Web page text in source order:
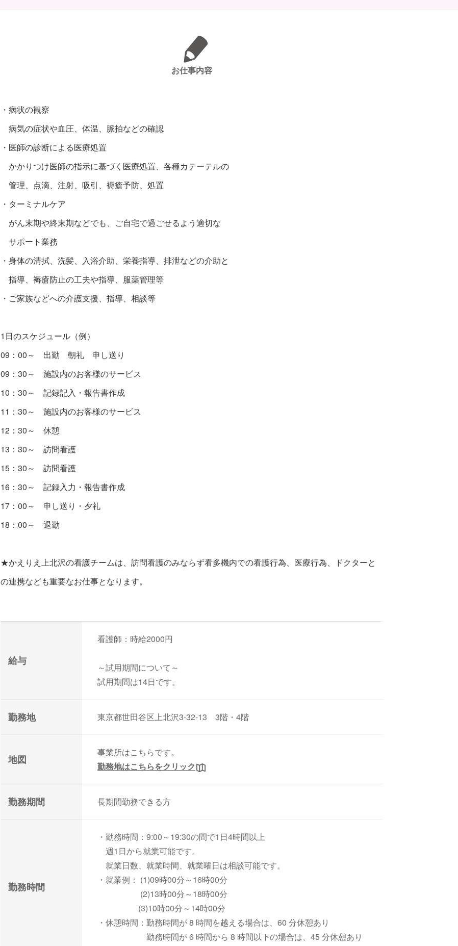
お仕事内容
・病状の観察
病気の症状や血圧、体温、脈拍などの確認
・医師の診断による医療処置
かかりつけ医師の指示に基づく医療処置、各種カテーテルの
管理、点滴、注射、吸引、褥瘡予防、処置
・ターミナルケア
がん末期や終末期などでも、ご自宅で過ごせるよう適切な
サポート業務
・身体の清拭、洗髪、入浴介助、栄養指導、排泄などの介助と
指導、褥瘡防止の工夫や指導、服薬管理等
・ご家族などへの介護支援、指導、相談等
1日のスケジュール（例）
09：00～ 出勤 朝礼 申し送り
09：30～ 施設内のお客様のサービス
10：30～ 記録記入・報告書作成
11：30～ 施設内のお客様のサービス
12：30～ 休憩
13：30～ 訪問看護
15：30～ 訪問看護
16：30～ 記録入力・報告書作成
17：00～ 申し送り・夕礼
18：00～ 退勤
★かえりえ上北沢の看護チームは、訪問看護のみならず看多機内での看護行為、医療行為、ドクターと
の連携なども重要なお仕事となります。
給与
看護師：時給2000円
～試用期間について～
試用期間は14日です。
勤務地 東京都世田谷区上北沢3-32-13 3階・4階
地図
事業所はこちらです。
勤務地はこちらをクリック
勤務期間 長期間勤務できる方
勤務時間
・勤務時間：9:00～19:30の間で1日4時間以上
週1日から就業可能です。
就業日数、就業時間、就業曜日は相談可能です。
・就業例： (1)09時00分～16時00分
(2)13時00分～18時00分
(3)10時00分～14時00分
・休憩時間：勤務時間が 8 時間を越える場合は、60 分休憩あり
勤務時間が 6 時間から 8 時間以下の場合は、45 分休憩あり